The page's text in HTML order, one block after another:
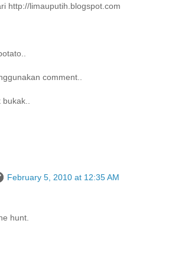
http://limauputih.blogspot.com
comment..
February 5, 2010 at 12:35 AM
hunt.